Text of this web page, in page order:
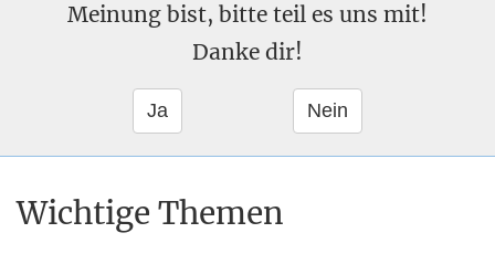
Meinung bist, bitte teil es uns mit!
Danke dir!
Wichtige Themen